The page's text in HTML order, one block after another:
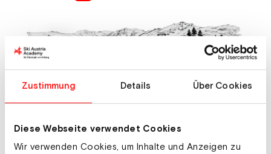
Zustimmung Details Über Cookies
Diese Webseite verwendet Cookies
Wir verwenden Cookies, um Inhalte und Anzeigen zu